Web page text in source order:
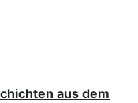
aus dem